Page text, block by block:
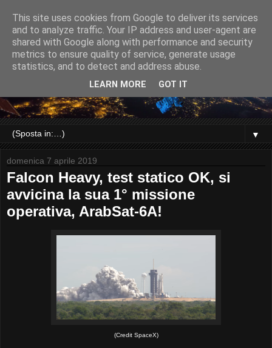
▼
domenica 7 aprile 2019
Falcon Heavy, test statico OK, si
avvicina la sua 1° missione
operativa, ArabSat-6A!
(Credit SpaceX)
This site uses cookies from Google to deliver its services
and to analyze traffic. Your IP address and user-agent are
shared with Google along with performance and security
metrics to ensure quality of service, generate usage
statistics, and to detect and address abuse.
LEARN MORE GOT IT